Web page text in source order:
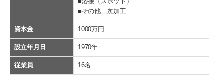
■その他二次加工
資本金 1000万円
設立年月日 1970年
従業員 16名